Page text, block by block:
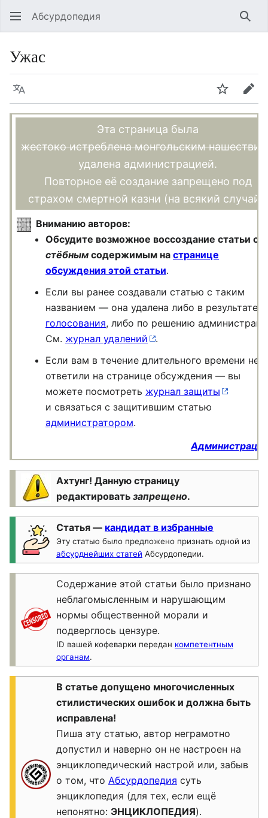
Абсурдопедия
Ужас
Язык
Эта страница была
жестоко истреблена монгольским
удалена администрацией.
Повторное её создание запрещено под
страхом смертной казни (на всякий случай).
Вниманию авторов:
Обсудите возможное воссоздание статьи со
стёбным содержимым на странице
обсуждения этой статьи.
Если вы ранее создавали статью с таким
названием — она удалена либо в результате
голосования, либо по решению
См. журнал удалений
.
Если вам в течение длительного времени не
ответили на странице обсуждения — вы
можете посмотреть журнал защиты
и связаться с защитившим статью
администратором.
Ахтунг! Данную страницу
редактировать запрещено.
Статья — кандидат в избранные
Эту статью было предложено признать одной из
абсурднейших статей Абсурдопедии.
Содержание этой статьи было признано
неблагомысленным и нарушающим
нормы общественной морали и
подверглось цензуре.
ID вашей кофеварки передан компетентным
органам.
В статье допущено многочисленных
стилистических ошибок и должна быть
исправлена!
Пиша эту статью, автор неграмотно
допустил и наверно он не настроен на
энциклопедический настрой или, забыв
о том, что Абсурдопедия суть
энциклопедия (для тех, если ещё
непонятно: ЭНЦИКЛОПЕДИЯ).